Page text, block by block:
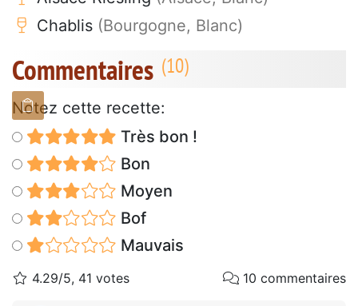
Chablis (Bourgogne, Blanc)
Commentaires
Notez cette recette:
Très bon !
Bon
Moyen
Bof
Mauvais
4.29/5, 41 votes 10 commentaires